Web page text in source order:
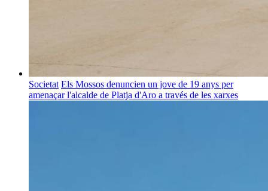
Societat Els Mossos denuncien un jove de 19 anys per
amenaçar l'alcalde de Platja d'Aro a través de les xarxes